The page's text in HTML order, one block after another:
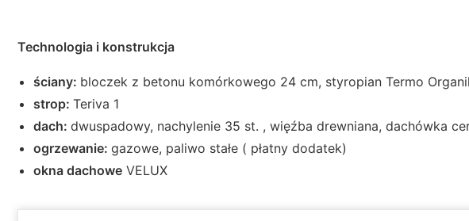
Technologia i konstrukcja
ściany: bloczek z betonu komórkowego 24 cm, styropian Termo
strop: Teriva 1
dach: dwuspadowy, nachylenie 35 st. , więźba drewniana, dachówka
ogrzewanie: gazowe, paliwo stałe ( płatny dodatek)
okna dachowe VELUX